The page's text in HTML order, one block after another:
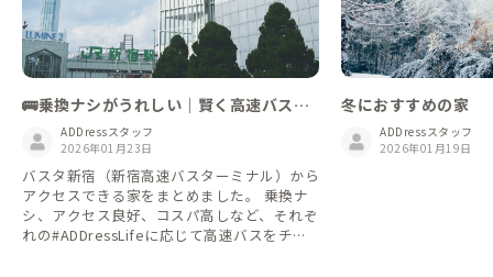
🚌乗換ナシがうれしい｜賢く高速バスで
ゆく【バスタ新宿編】
ADDressスタッフ
2026年01月23日
バスタ新宿（新宿高速バスターミナル）から
アクセスできる家をまとめました。 乗換ナ
シ、アクセス良好、コスパ高しなど、それぞ
れの#ADDressLifeに応じて高速バスをチョ
冬におすすめの家
ADDressスタッフ
2026年01月19日